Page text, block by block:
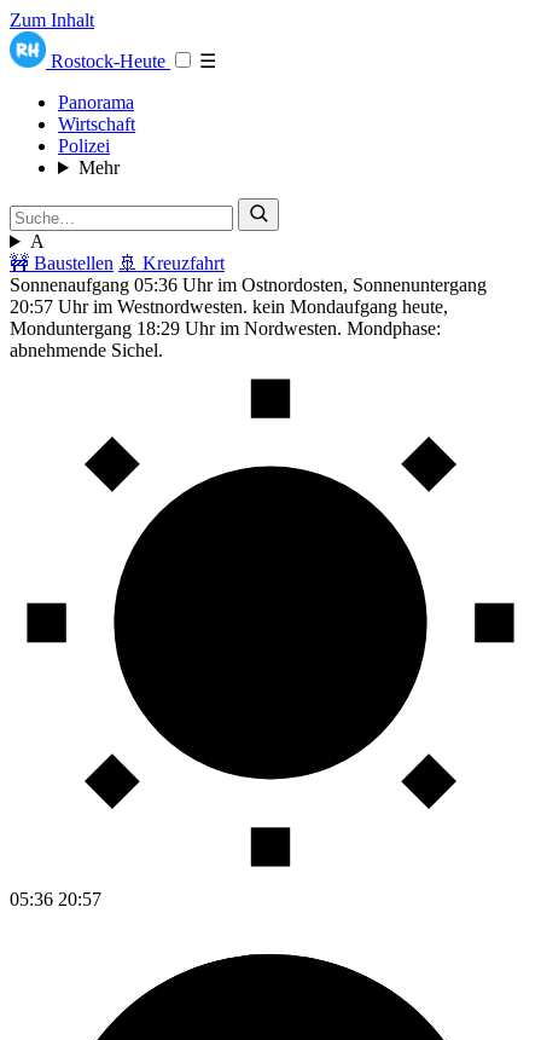
Zum Inhalt
Rostock-Heute
☰
Panorama
Wirtschaft
Polizei
Mehr
A
🚧 Baustellen 🚢 Kreuzfahrt
Sonnenaufgang 05:36 Uhr im Ostnordosten, Sonnenuntergang
20:57 Uhr im Westnordwesten. kein Mondaufgang heute,
Monduntergang 18:29 Uhr im Nordwesten. Mondphase:
abnehmende Sichel.
05:36 20:57